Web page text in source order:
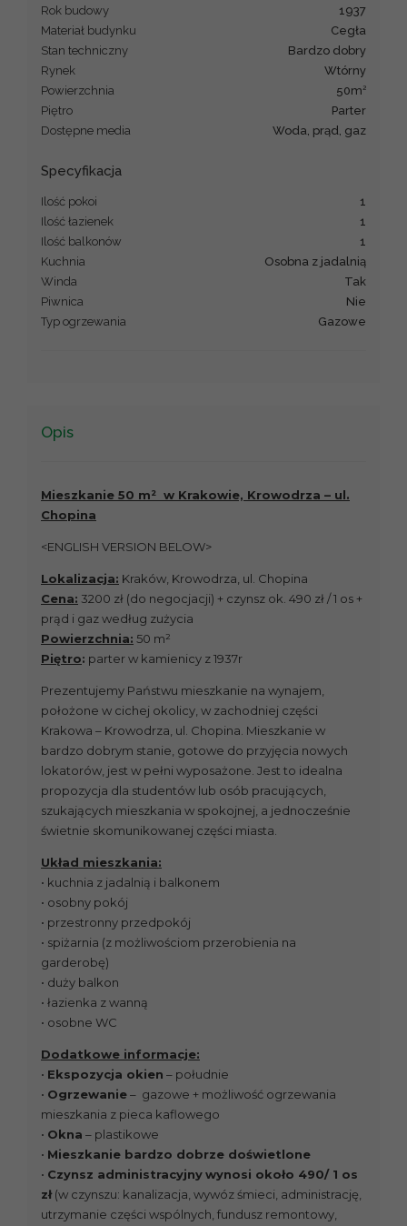
Rok budowy
1937
Materiał budynku
cegła
Stan techniczny
bardzo dobry
Rynek
Wtórny
Powierzchnia
50m 2
Piętro
parter
Dostępne media
woda, prąd, gaz
Specyfikacja
Ilość pokoi
1
Ilość łazienek
1
Ilość balkonów
1
Kuchnia
osobna z jadalnią
Winda
Tak
Piwnica
Nie
Typ ogrzewania
gazowe
Opis
Mieszkanie 50 m² w Krakowie, Krowodrza – ul.
Chopina
<ENGLISH VERSION BELOW>
Lokalizacja: Kraków, Krowodrza, ul. Chopina
Cena: 3200 zł (do negocjacji) + czynsz ok. 490 zł / 1 os +
prąd i gaz według zużycia
Powierzchnia: 50 m²
Piętro: parter w kamienicy z 1937r
Prezentujemy Państwu mieszkanie na wynajem,
położone w cichej okolicy, w zachodniej części
Krakowa – Krowodrza, ul. Chopina. Mieszkanie w
bardzo dobrym stanie, gotowe do przyjęcia nowych
lokatorów, jest w pełni wyposażone. Jest to idealna
propozycja dla studentów lub osób pracujących,
szukających mieszkania w spokojnej, a jednocześnie
świetnie skomunikowanej części miasta.
Układ mieszkania:
• kuchnia z jadalnią i balkonem
• osobny pokój
• przestronny przedpokój
• spiżarnia (z możliwościom przerobienia na
garderobę)
• duży balkon
• łazienka z wanną
• osobne WC
Dodatkowe informacje:
• Ekspozycja okien – południe
• Ogrzewanie– gazowe + możliwość ogrzewania
mieszkania z pieca kaflowego
• Okna – plastikowe
• Mieszkanie bardzo dobrze doświetlone
• Czynsz administracyjnywynosi około 490/ 1 os
zł(w czynszu: kanalizacja, wywóz śmieci, administrację,
utrzymanie części wspólnych, fundusz remontowy,